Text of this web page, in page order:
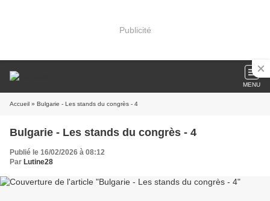
Publicité
MENU
Accueil » Bulgarie - Les stands du congrès - 4
Bulgarie - Les stands du congrès - 4
Publié le 16/02/2026 à 08:12
Par Lutine28